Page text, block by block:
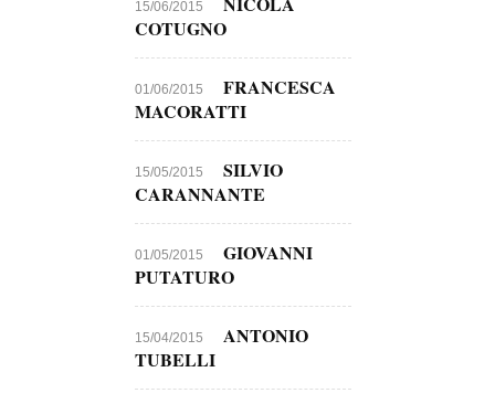
15/06/2015
COTUGNO
01/06/2015
FRANCESCA
MACORATTI
15/05/2015
SILVIO
CARANNANTE
01/05/2015
GIOVANNI
PUTATURO
15/04/2015
ANTONIO
TUBELLI